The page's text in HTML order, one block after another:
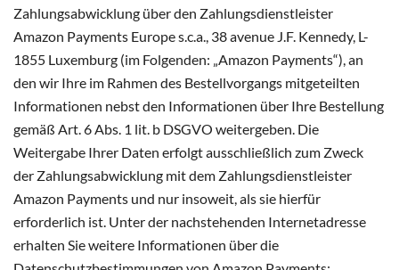
Zahlungsabwicklung über den Zahlungsdienstleister
Amazon Payments Europe s.c.a., 38 avenue J.F. Kennedy, L-
1855 Luxemburg (im Folgenden: „Amazon Payments“), an
den wir Ihre im Rahmen des Bestellvorgangs mitgeteilten
Informationen nebst den Informationen über Ihre Bestellung
gemäß Art. 6 Abs. 1 lit. b DSGVO weitergeben. Die
Weitergabe Ihrer Daten erfolgt ausschließlich zum Zweck
der Zahlungsabwicklung mit dem Zahlungsdienstleister
Amazon Payments und nur insoweit, als sie hierfür
erforderlich ist. Unter der nachstehenden Internetadresse
erhalten Sie weitere Informationen über die